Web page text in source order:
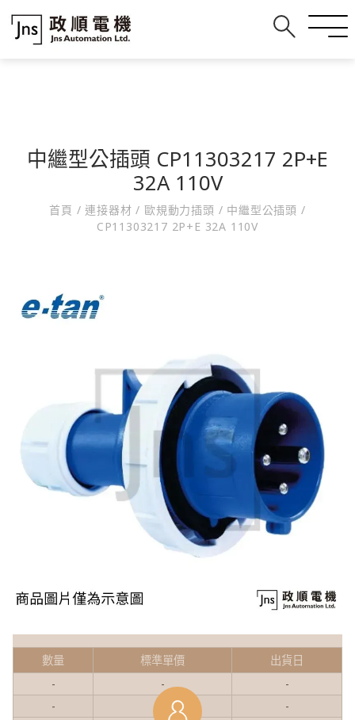
中繼型公插頭 CP11303217 2P+E
32A 110V
首頁 / 連接器材/ 歐規動力插頭 / 中繼型公插頭 /
CP11303217 2P+E 32A 110V
數量 標準單價
出貨日
-
-
-
-
-